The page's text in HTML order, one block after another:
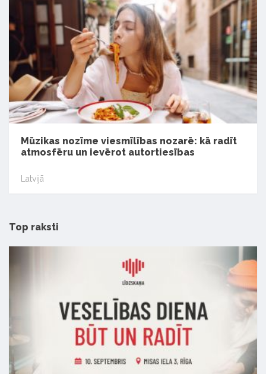
Mūzikas nozīme viesmīlības nozarē: kā radīt
atmosfēru un ievērot autortiesības
Latvijā
Top raksti